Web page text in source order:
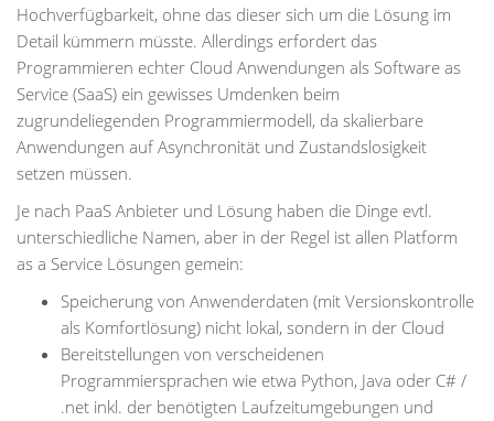
Hochverfügbarkeit, ohne das dieser sich um die Lösung im
Detail kümmern müsste. Allerdings erfordert das
Programmieren echter Cloud Anwendungen als Software as
Service (SaaS) ein gewisses Umdenken beim
zugrundeliegenden Programmiermodell, da skalierbare
Anwendungen auf Asynchronität und Zustandslosigkeit
setzen müssen.
Je nach PaaS Anbieter und Lösung haben die Dinge evtl.
unterschiedliche Namen, aber in der Regel ist allen Platform
as a Service Lösungen gemein:
Speicherung von Anwenderdaten (mit Versionskontrolle
als Komfortlösung) nicht lokal, sondern in der Cloud
Bereitstellungen von verscheidenen
Programmiersprachen wie etwa Python, Java oder C# /
.net inkl. der benötigten Laufzeitumgebungen und